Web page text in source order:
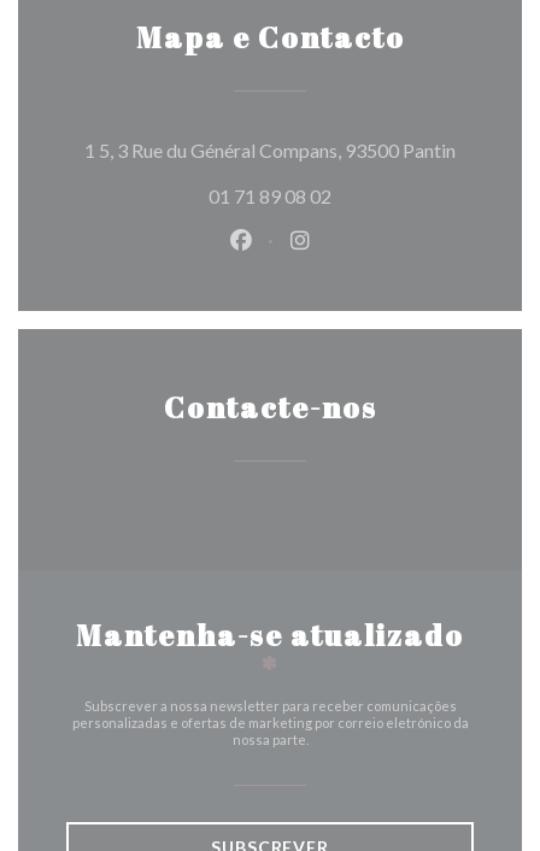
Mapa e Contacto
1 5, 3 Rue du Général Compans, 93500 Pantin
01 71 89 08 02
Facebook ((abre numa nova
Contacte-nos
Mantenha-se atualizado
Subscrever a nossa newsletter para receber comunicações
personalizadas e ofertas de marketing por correio eletrónico da
nossa parte.